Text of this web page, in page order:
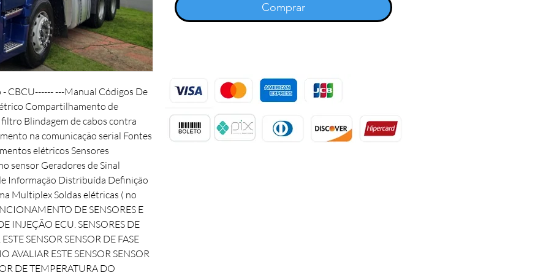
CBCU------ ---Manual Códigos De
Compartilhamento de
Blindagem de cabos contra
na comunicação serial Fontes
elétricos Sensores
sensor Geradores de Sinal
Informação Distribuída Definição
Multiplex Soldas elétricas ( no
DE SENSORES E
INJEÇÃO ECU. SENSORES DE
SENSOR SENSOR DE FASE
ESTE SENSOR SENSOR
DE TEMPERATURA DO
Comprar